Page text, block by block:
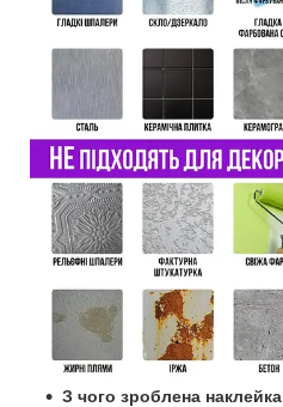
З чого зроблена наклейка